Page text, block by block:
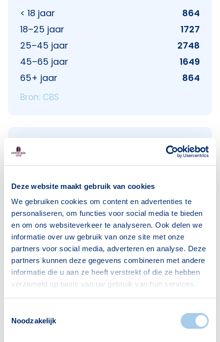
Deze website maakt gebruik van cookies
We gebruiken cookies om content en advertenties te
personaliseren, om functies voor social media te bieden
en om ons websiteverkeer te analyseren. Ook delen we
informatie over uw gebruik van onze site met onze
partners voor social media, adverteren en analyse. Deze
partners kunnen deze gegevens combineren met andere
informatie die u aan ze heeft verstrekt of die ze hebben
verzameld op basis van uw gebruik van hun services.
Noodzakelijk
< 18 jaar
864
18–25 jaar
1727
25–45 jaar
2748
45–65 jaar
1649
65+ jaar
864
Bron: CBS
Huishoudens
Alleenwonend
2714
Gezin zonder kinderen
Gezin met kinderen
920
Bron: CBS
Voorzieningen in Tuinzigt
Deze wijk heeft het allemaal voor je. Zo vind je